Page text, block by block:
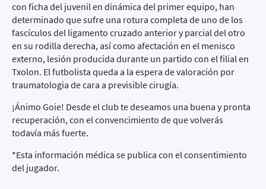
con ficha del juvenil en dinámica del primer equipo, han
determinado que sufre una rotura completa de uno de los
fascículos del ligamento cruzado anterior y parcial del otro
en su rodilla derecha, así como afectación en el menisco
externo, lesión producida durante un partido con el filial en
Txolon. El futbolista queda a la espera de valoración por
traumatologia de cara a previsible cirugía.
¡Ánimo Goie! Desde el club te deseamos una buena y pronta
recuperación, con el convencimiento de que volverás
todavía más fuerte.
*Esta información médica se publica con el consentimiento
del jugador.